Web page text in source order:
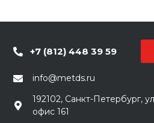
+7 (812) 448 39 59
info@metds.ru
192102, Санкт-Петербург,
офис 161